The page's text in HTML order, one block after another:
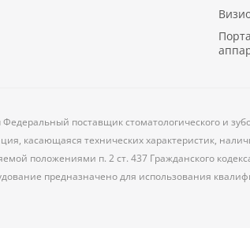
поставщик стоматологического и
касающаяся технических характеристик,
положениями п. 2 ст. 437 Гражданского
предназначено для использования